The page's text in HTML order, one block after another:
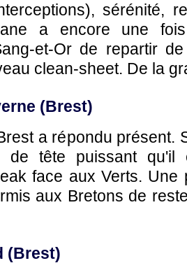
sérénité,
a encore une
et-Or de repartir
clean-sheet. De la
(Brest)
a répondu présent.
de tête puissant qu'il
face aux Verts.
aux Bretons de
(Brest)